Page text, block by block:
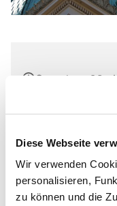
Diese Webseite
Wir verwenden
personalisieren,
zu können und die
Sonntag, 23.
Ev. St.
14467